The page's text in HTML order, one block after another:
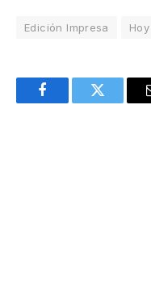
Edición Impresa Hoy
FacebookTwitter